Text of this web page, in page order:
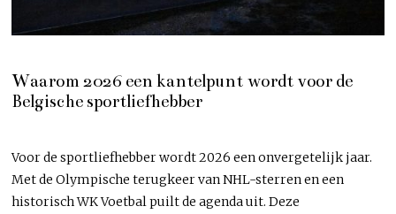
Waarom 2026 een kantelpunt wordt voor de
Belgische sportliefhebber
Voor de sportliefhebber wordt 2026 een onvergetelijk jaar.
Met de Olympische terugkeer van NHL-sterren en een
historisch WK Voetbal puilt de agenda uit. Deze